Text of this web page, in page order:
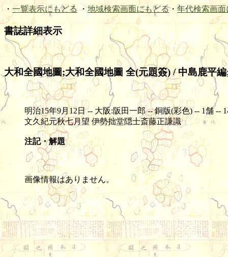
・ 一覧表示にもどる ・ 地域検索画面にもどる・ 年代検索画面
書誌詳細表示
大和全國地圖;大和全國地圖 全(元題簽) / 中島鹿平
明治15年9月12日 -- 大阪:阪田一郎 -- 銅版(彩色) -- 1舗 --
文久紀元秋七月望 伊勢拙堂隠士斎藤正謙識
注記・解題
画像情報はありません。